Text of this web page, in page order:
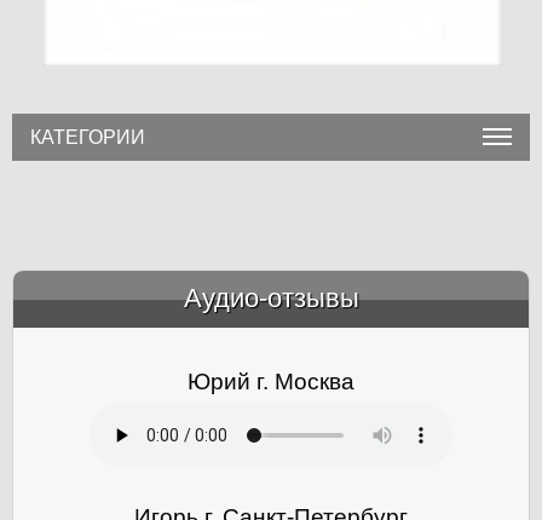
КАТЕГОРИИ
Аудио-отзывы
Юрий г. Москва